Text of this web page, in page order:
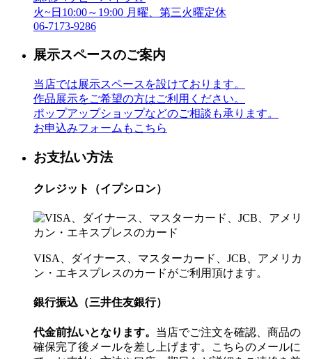
火~日10:00～19:00 月曜、第三火曜定休
06-7173-9286
展示スペースのご案内
当店では展示スペースを設けております。
作品展示をご希望の方はご利用ください。
ポップアップショップなどのご相談も承ります。
お申込みフォームもこちら
お支払い方法
クレジット（イプシロン）
VISA、ダイナース、マスターカード、JCB、アメリカ
ン・エキスプレスのカードがご利用頂けます。
銀行振込（三井住友銀行）
代金前払いとなります。 当店でご注文を確認、商品の
確保完了後メールを差し上げます。こちらのメールに